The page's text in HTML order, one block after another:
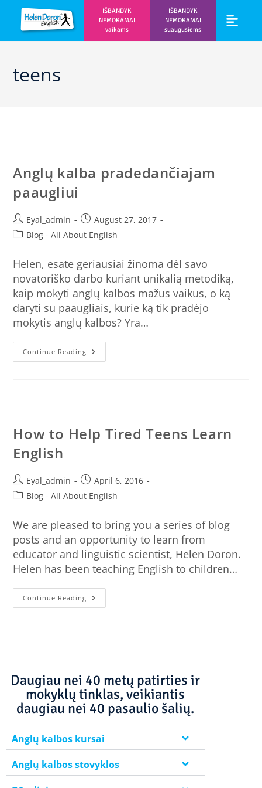
IŠBANDYK
NEMOKAMAI
vaikams
IŠBANDYK
NEMOKAMAI
suaugusiems
teens
Anglų kalba pradedančiajam
paaugliui
Eyal_admin
August 27, 2017
Blog - All About English
Helen, esate geriausiai žinoma dėl savo
novatoriško darbo kuriant unikalią metodiką,
kaip mokyti anglų kalbos mažus vaikus, o ką
daryti su paaugliais, kurie ką tik pradėjo
mokytis anglų kalbos? Yra…
Continue Reading
How to Help Tired Teens Learn
English
Eyal_admin
April 6, 2016
Blog - All About English
We are pleased to bring you a series of blog
posts and an opportunity to learn from
educator and linguistic scientist, Helen Doron.
Helen has been teaching English to children…
Continue Reading
Daugiau nei 40 metų patirties ir
mokyklų tinklas, veikiantis
daugiau nei 40 pasaulio šalių.
Anglų kalbos kursai
Anglų kalbos stovyklos